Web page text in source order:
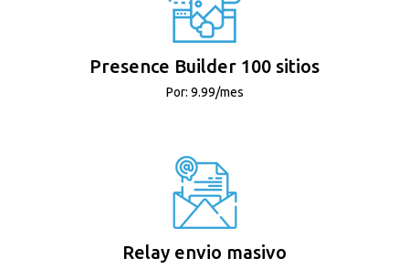
Presence Builder 100 sitios
Por: 9.99/mes
Relay envio masivo